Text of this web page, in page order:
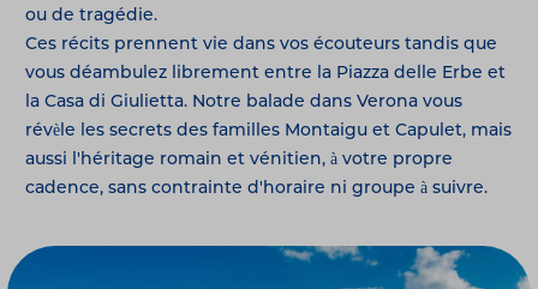
ou de tragédie.
Ces récits prennent vie dans vos écouteurs tandis que
vous déambulez librement entre la Piazza delle Erbe et
la Casa di Giulietta. Notre balade dans Verona vous
révèle les secrets des familles Montaigu et Capulet, mais
aussi l'héritage romain et vénitien, à votre propre
cadence, sans contrainte d'horaire ni groupe à suivre.